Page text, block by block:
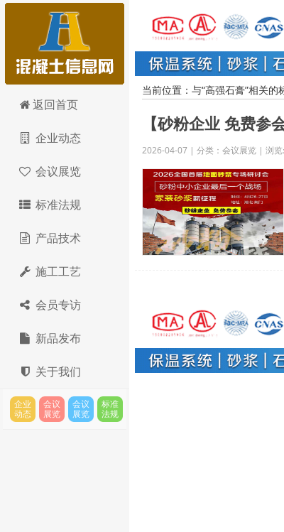
混凝土信息网
返回首页
企业动态
会议展览
标准法规
产品技术
施工工艺
会员专访
新品发布
关于我们
企业
动态
会议
展览
会议
展览
标准
法规
当前位置：与“高强石膏”相关的
【砂粉企业 免费参
2026-04-07 | 分类：会议展览 | 浏